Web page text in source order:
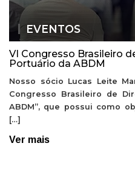
EVENTOS
VI Congresso Brasileiro
Portuário da ABDM
Nosso sócio Lucas Leite
Congresso Brasileiro de
ABDM”, que possui como
[…]
Ver mais